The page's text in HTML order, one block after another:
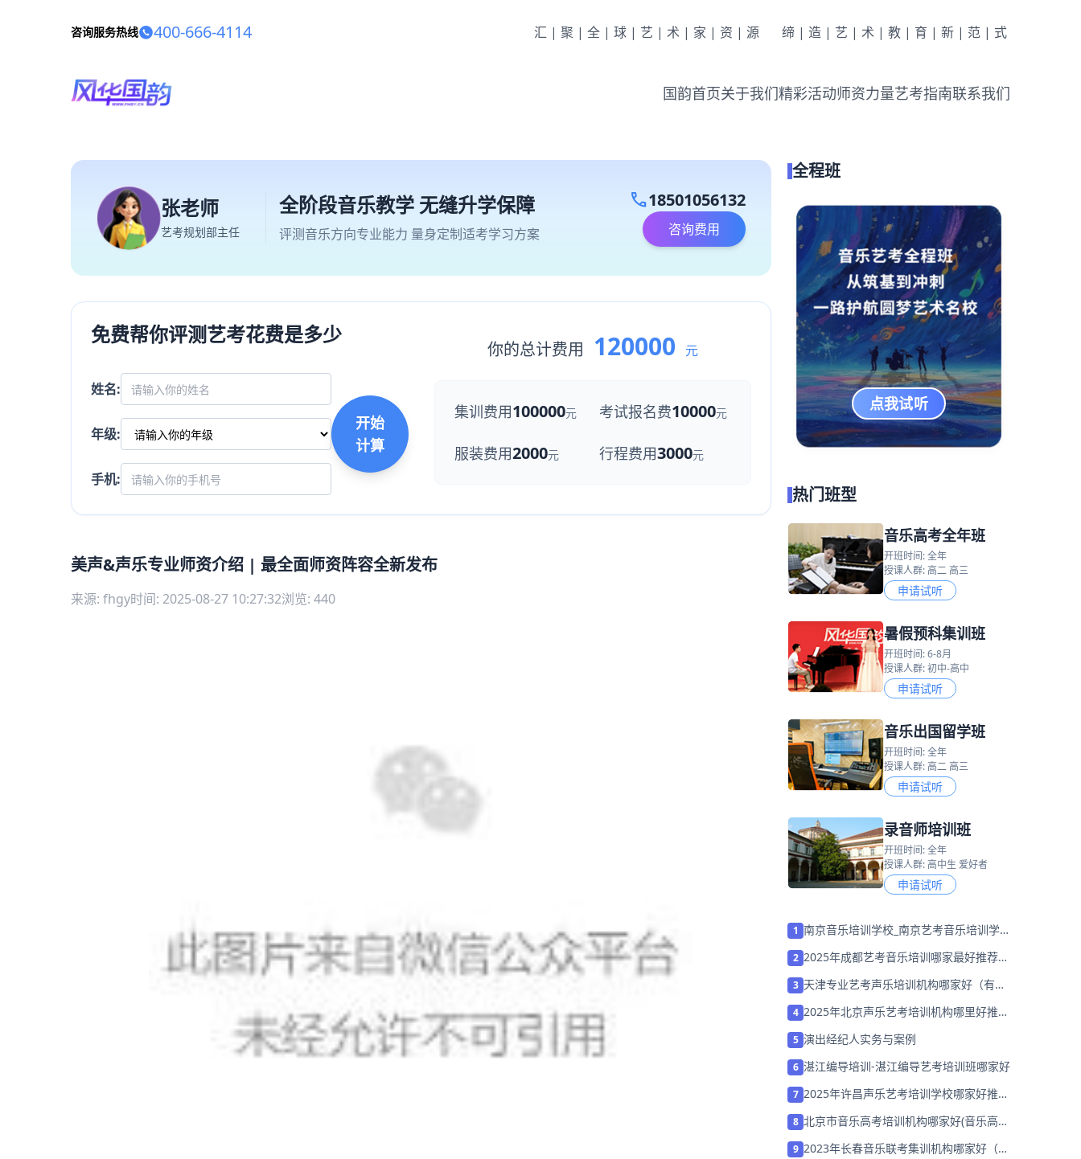
咨询服务热线 400-666-4114 汇|聚|全|球|艺|术|家|资|源 缔|造|艺|术|教|育|新|范|式
国韵首页关于我们精彩活动师资力量艺考指南联系我们
张老师
艺考规划部主任
全阶段音乐教学 无缝升学保障
评测音乐方向专业能力 量身定制适考学习方案
call18501056132
咨询费用
免费帮你评测艺考花费是多少
姓名:
年级:
手机:
开始
计算
你的总计费用 120000 元
集训费用100000元 考试报名费10000元
服装费用2000元 行程费用3000元
美声&声乐专业师资介绍 | 最全面师资阵容全新发布
来源: fhgy时间: 2025-08-27 10:27:32浏览: 440
全程班
点我试听
热门班型
音乐高考全年班
开班时间: 全年
授课人群: 高二 高三
申请试听
暑假预科集训班
开班时间: 6-8月
授课人群: 初中-高中
申请试听
音乐出国留学班
开班时间: 全年
授课人群: 高二 高三
申请试听
录音师培训班
开班时间: 全年
授课人群: 高中生 爱好者
申请试听
1 南京音乐培训学校_南京艺考音乐培训学
2 2025年成都艺考音乐培训哪家最好推荐
3 天津专业艺考声乐培训机构哪家好（有哪
4 2025年北京声乐艺考培训机构哪里好推荐
5 演出经纪人实务与案例
6 湛江编导培训-湛江编导艺考培训班哪家好
7 2025年许昌声乐艺考培训学校哪家好推荐
8 北京市音乐高考培训机构哪家好(音乐高考
9 2023年长春音乐联考集训机构哪家好（有